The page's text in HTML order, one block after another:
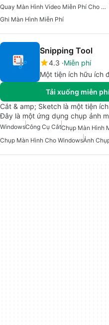
Quay Màn Hình Video Miễn Phí Cho Windows
Ghi Màn Hình Miễn Phí
Snipping Tool
4.3 Miễn phí
Một tiện ích hữu ích
Tải xuống miễn
Cắt & amp; Sketch là một tiện
Đây là một ứng dụng chụp ảnh
WindowsCông Cụ CắtChụp Màn Hình
Chụp Màn Hình Cho WindowsẢnh